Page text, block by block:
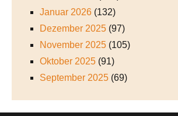
Januar 2026 (132)
Dezember 2025 (97)
November 2025 (105)
Oktober 2025 (91)
September 2025 (69)